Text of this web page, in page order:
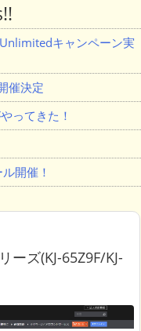
キャンペーン実
催決定
ってきた！
開催！
ーズ(KJ-65Z9F/KJ-